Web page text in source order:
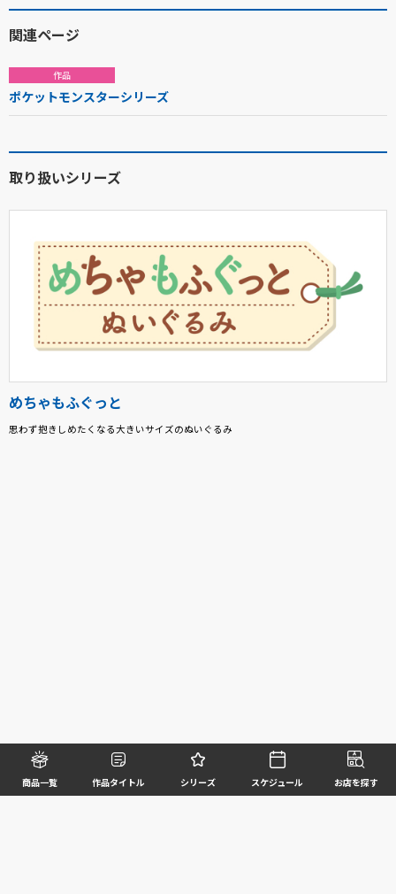
商品一覧 作品タイトル シリーズ スケジュール お店を探す
関連ページ
作品
ポケットモンスターシリーズ
取り扱いシリーズ
めちゃもふぐっと
思わず抱きしめたくなる大きいサイズのぬいぐるみ